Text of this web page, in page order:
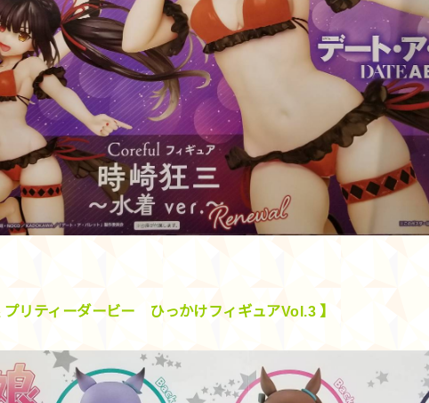
プリティーダービー ひっかけフィギュアVol.3 】